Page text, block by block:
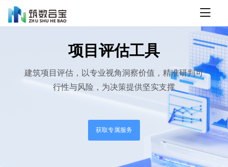
项目评估工具
建筑项目评估，以专业视角洞察价值，精准研判可
行性与风险，为决策提供坚实支撑
获取专属服务